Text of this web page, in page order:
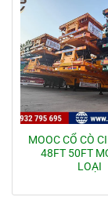
MOOC CỔ CÒ
48FT 50FT
LOẠI